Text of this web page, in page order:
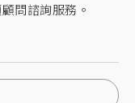
問諮詢服務。